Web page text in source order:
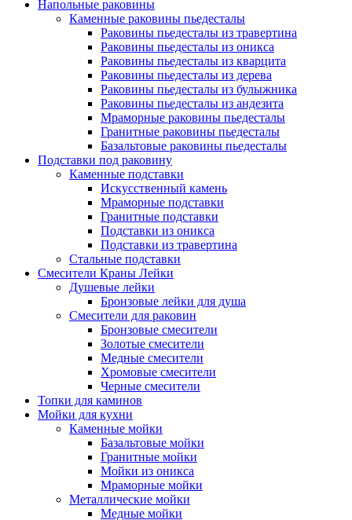
Напольные раковины
Каменные раковины пьедесталы
Раковины пьедесталы из травертина
Раковины пьедесталы из оникса
Раковины пьедесталы из кварцита
Раковины пьедесталы из дерева
Раковины пьедесталы из булыжника
Раковины пьедесталы из андезита
Мраморные раковины пьедесталы
Гранитные раковины пьедесталы
Базальтовые раковины пьедесталы
Подставки под раковину
Каменные подставки
Искусственный камень
Мраморные подставки
Гранитные подставки
Подставки из оникса
Подставки из травертина
Стальные подставки
Смесители Краны Лейки
Душевые лейки
Бронзовые лейки для душа
Смесители для раковин
Бронзовые смесители
Золотые смесители
Медные смесители
Хромовые смесители
Черные смесители
Топки для каминов
Мойки для кухни
Каменные мойки
Базальтовые мойки
Гранитные мойки
Мойки из оникса
Мраморные мойки
Металлические мойки
Медные мойки